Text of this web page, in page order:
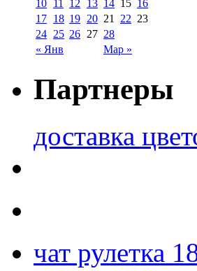
« Янв Мар »
10 11 12 13 14 15 16
17 18 19 20 21 22 23
24 25 26 27 28
Партнеры
доставка
чат рулетка